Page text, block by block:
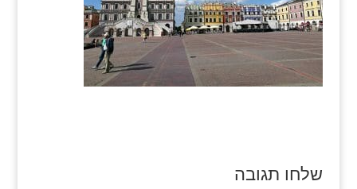
שלחו תגובה